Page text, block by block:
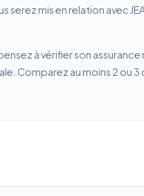
mis en relation avec
à vérifier son
Comparez au moins 2 ou